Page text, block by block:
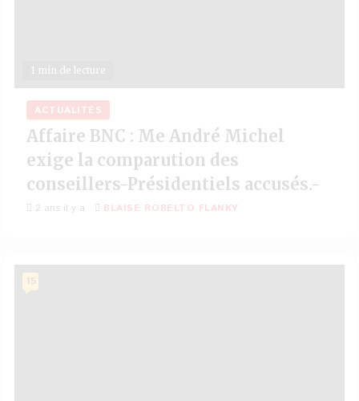
1 min de lecture
ACTUALITÉS
Affaire BNC : Me André Michel
exige la comparution des
conseillers-Présidentiels accusés.-
2 ans il y a BLAISE ROBELTO FLANKY
15